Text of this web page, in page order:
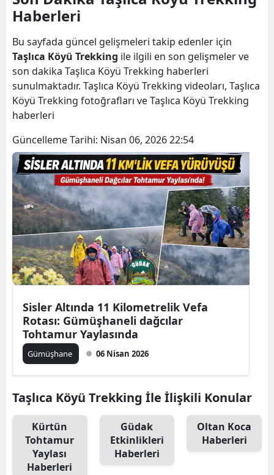
Bingöl
Bitlis
Bolu
Bursa
Çanakkale
Çankırı
Çorum
Denizli
Diyarbakır
Edirne
Elazığ
Eskişehir
Gaziantep
Giresun
Gümüşhane
Haberleri
Bu sayfada güncel gelişmeleri takip edenler için
Taşlıca Köyü Trekking ile ilgili en son gelişmeler ve
son dakika Taşlıca Köyü Trekking haberleri
sunulmaktadır. Taşlıca Köyü Trekking videoları, Taşlıca
Köyü Trekking fotoğrafları ve Taşlıca Köyü Trekking
haberleri
Güncelleme Tarihi: Nisan 06, 2026 22:54
Sisler Altında 11 Kilometrelik Vefa
Rotası: Gümüşhaneli dağcılar
Tohtamur Yaylasında
Gümüşhane 06 Nisan 2026
Taşlıca Köyü Trekking İle İlişkili Konular
Kürtün
Tohtamur
Yaylası
Haberleri
Güdak
Etkinlikleri
Haberleri
Oltan Koca
Haberleri